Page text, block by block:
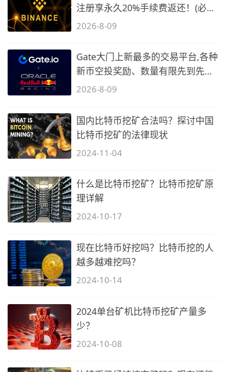
注册享永久20%手续费返还！(必备
2)
2026-8-09
Gate大门上新最多的交易平台,各种
新币空投奖励、数量有限先到先
得…
2026-8-09
国内比特币挖矿合法吗？探讨中国
比特币挖矿的法律现状
2024-11-04
什么是比特币挖矿？比特币挖矿原
理详解
2024-10-17
现在比特币好挖吗？比特币挖的人
越多越难挖吗？
2024-10-14
2024单台矿机比特币挖矿产量多
少？
2024-10-08